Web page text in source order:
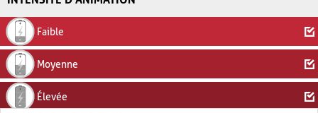
Faible
Moyenne
Élevée